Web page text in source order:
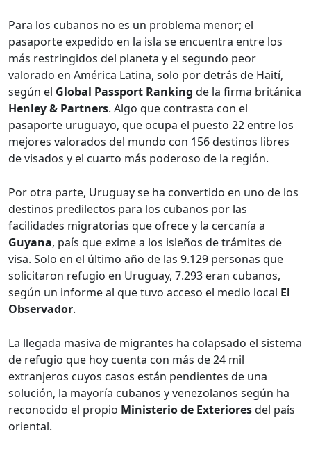
Para los cubanos no es un problema menor; el
pasaporte expedido en la isla se encuentra entre los
más restringidos del planeta y el segundo peor
valorado en América Latina, solo por detrás de Haití,
según el Global Passport Ranking de la firma británica
Henley & Partners. Algo que contrasta con el
pasaporte uruguayo, que ocupa el puesto 22 entre los
mejores valorados del mundo con 156 destinos libres
de visados y el cuarto más poderoso de la región.
Por otra parte, Uruguay se ha convertido en uno de los
destinos predilectos para los cubanos por las
facilidades migratorias que ofrece y la cercanía a
Guyana, país que exime a los isleños de trámites de
visa. Solo en el último año de las 9.129 personas que
solicitaron refugio en Uruguay, 7.293 eran cubanos,
según un informe al que tuvo acceso el medio local El
Observador.
La llegada masiva de migrantes ha colapsado el sistema
de refugio que hoy cuenta con más de 24 mil
extranjeros cuyos casos están pendientes de una
solución, la mayoría cubanos y venezolanos según ha
reconocido el propio Ministerio de Exterioresdel país
oriental.